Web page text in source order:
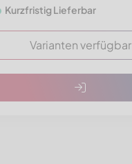
Kurzfristig Lieferbar
Varianten verfügbar